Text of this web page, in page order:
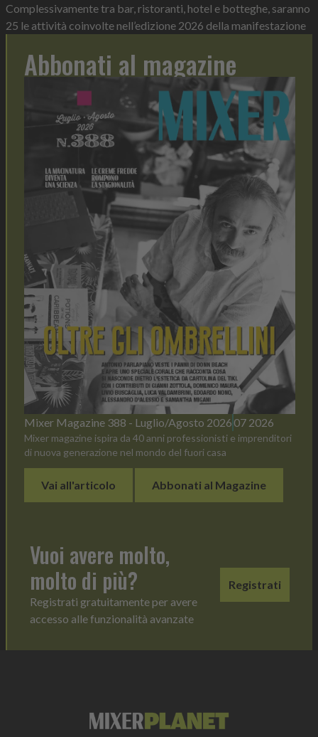
Complessivamente tra bar, ristoranti, hotel e botteghe, saranno
25 le attività coinvolte nell’edizione 2026 della manifestazione
Abbonati al magazine
Mixer Magazine 388 - Luglio/Agosto 2026 07 2026
Mixer magazine ispira da 40 anni professionisti e imprenditori
di nuova generazione nel mondo del fuori casa
Vai all'articolo Abbonati al Magazine
Vuoi avere molto,
molto di più?
Registrati gratuitamente per avere
accesso alle funzionalità avanzate
Registrati